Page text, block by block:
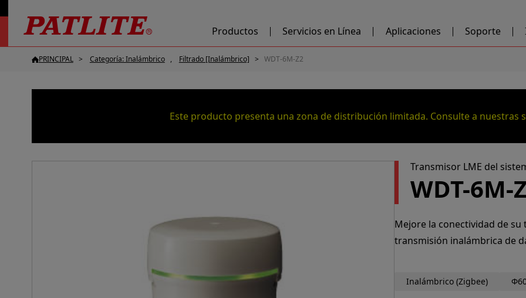
Productos Servicios en Línea Aplicaciones Soporte
PRINCIPAL Categoría: Inalámbrico Filtrado [Inalámbrico] WDT-6M-Z2
Este producto presenta una zona de distribución limitada. Consulte a nuestras
Transmisor LME del
WDT-6M-
Mejore la conectividad de
transmisión inalámbrica de
Inalámbrico (Zigbee)